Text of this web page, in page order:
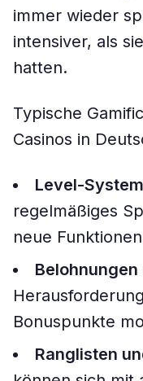
immer wieder
intensiver, als
hatten.
Typische
Casinos in
Level-
regelmäßiges
neue
Belohnungen
Bonuspunkte
Ranglisten